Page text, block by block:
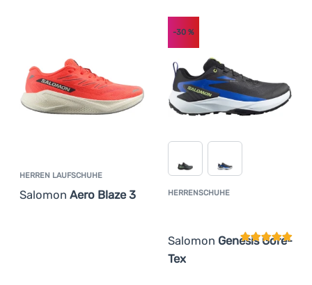
HERREN LAUFSCHUHE
Salomon Aero Blaze 3 HERRENSCHUHE
Salomon Genesis Gore-
Tex
-30%